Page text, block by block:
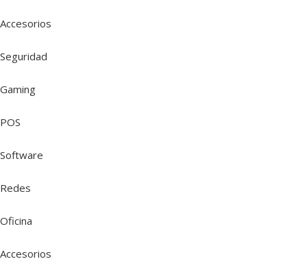
Accesorios
Seguridad
Gaming
POS
Software
Redes
Oficina
Accesorios